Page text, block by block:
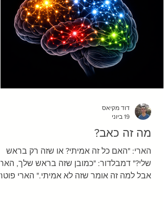
מה זה כאב?
הארי: "האם כל זה אמיתי? או שזה רק בראש
שלי?" דמבלדור: "כמובן שזה בראש שלך,
אבל למה זה אומר שזה לא אמיתי." הארי
דוד מקיאס
19 ביוני